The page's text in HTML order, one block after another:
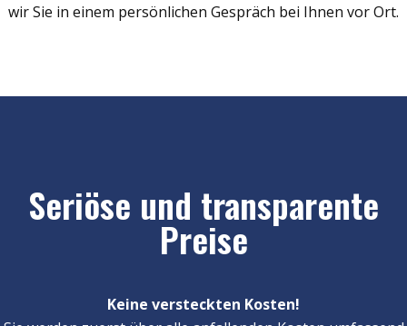
wir Sie in einem persönlichen Gespräch bei Ihnen vor Ort.
Seriöse und transparente
Preise
Keine versteckten Kosten!